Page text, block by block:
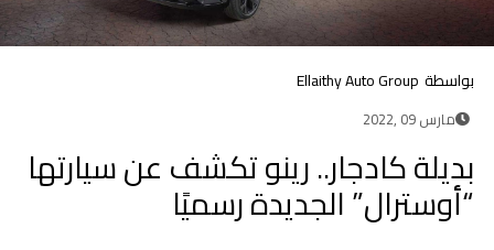
بواسطة Ellaithy Auto Group
مارس 09 ,2022
بديلة كادجار.. رينو تكشف عن سيارتها
“أوسترال” الجديدة رسميًا